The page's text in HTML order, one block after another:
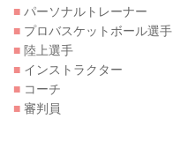
■ パーソナルトレーナー
■ プロバスケットボール選手
■ 陸上選手
■ インストラクター
■ コーチ
■ 審判員